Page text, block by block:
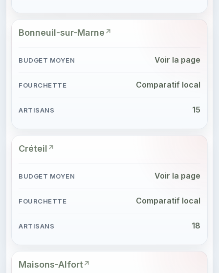
Bonneuil-sur-Marne
Voir la page
Comparatif local
15
Créteil
Voir la page
Comparatif local
18
Maisons-Alfort